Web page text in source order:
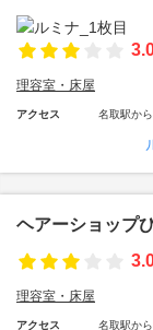
理容室・床屋
アクセス 名取駅か
ヘアーショップ
理容室・床屋
アクセス 名取駅か